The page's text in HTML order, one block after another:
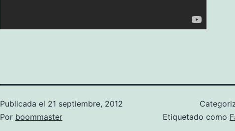
Publicada el 21 septiembre, 2012
Por boommaster
Etiquetado como